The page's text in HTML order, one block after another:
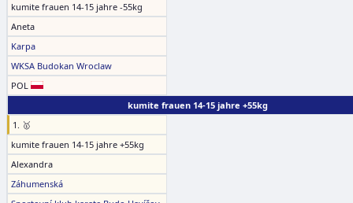
kumite frauen 14-15 jahre -55kg
Aneta
Karpa
WKSA Budokan Wroclaw
POL
kumite frauen 14-15 jahre +55kg
1. 🥇
kumite frauen 14-15 jahre +55kg
Alexandra
Záhumenská